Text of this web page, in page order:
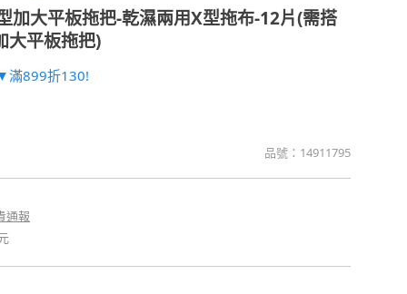
加大平板拖把-乾濕兩用X型拖布-12片(需搭
大平板拖把)
滿899折130!
品號： 14911795
通報